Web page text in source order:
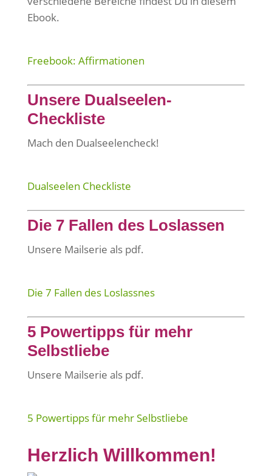
Ebook.
Freebook: Affirmationen
Unsere Dualseelen-
Checkliste
Mach den Dualseelencheck!
Dualseelen Checkliste
Die 7 Fallen des Loslassen
Unsere Mailserie als pdf.
Die 7 Fallen des Loslassnes
5 Powertipps für mehr
Selbstliebe
Unsere Mailserie als pdf.
5 Powertipps für mehr Selbstliebe
Herzlich Willkommen!